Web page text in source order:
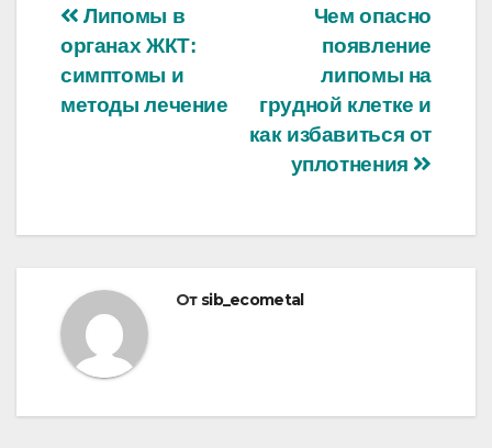
Навигация
по
записям
Чем опасно
появление
липомы на
грудной клетке и
как избавиться от
уплотнения
Липомы в
органах ЖКТ:
симптомы и
методы лечение
От sib_ecometal